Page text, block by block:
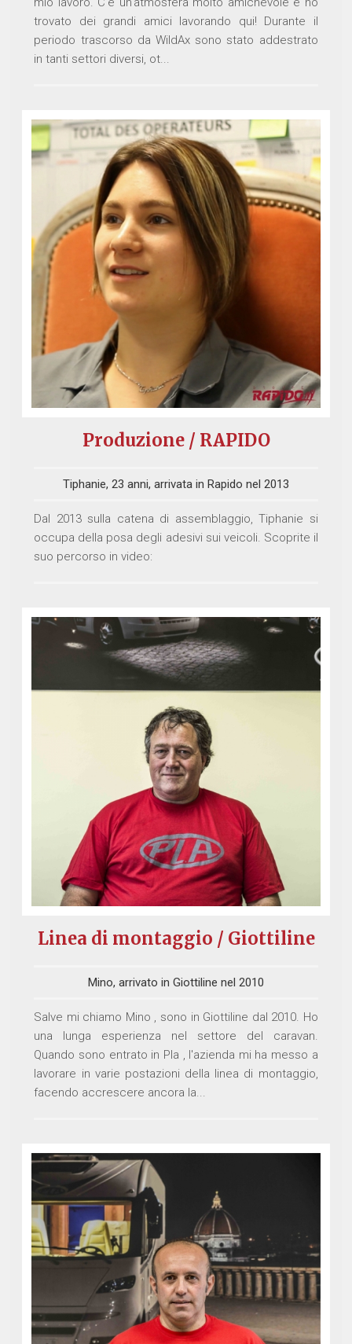
trovato dei grandi amici lavorando qui! Durante il
periodo trascorso da WildAx sono stato addestrato
in tanti settori diversi, ot...
Produzione / RAPIDO
Tiphanie, 23 anni, arrivata in Rapido nel 2013
Dal 2013 sulla catena di assemblaggio, Tiphanie si
occupa della posa degli adesivi sui veicoli. Scoprite il
suo percorso in video:
Linea di montaggio / Giottiline
Mino, arrivato in Giottiline nel 2010
Salve mi chiamo Mino , sono in Giottiline dal 2010. Ho
una lunga esperienza nel settore del caravan.
Quando sono entrato in Pla , l'azienda mi ha messo a
lavorare in varie postazioni della linea di montaggio,
facendo accrescere ancora la...